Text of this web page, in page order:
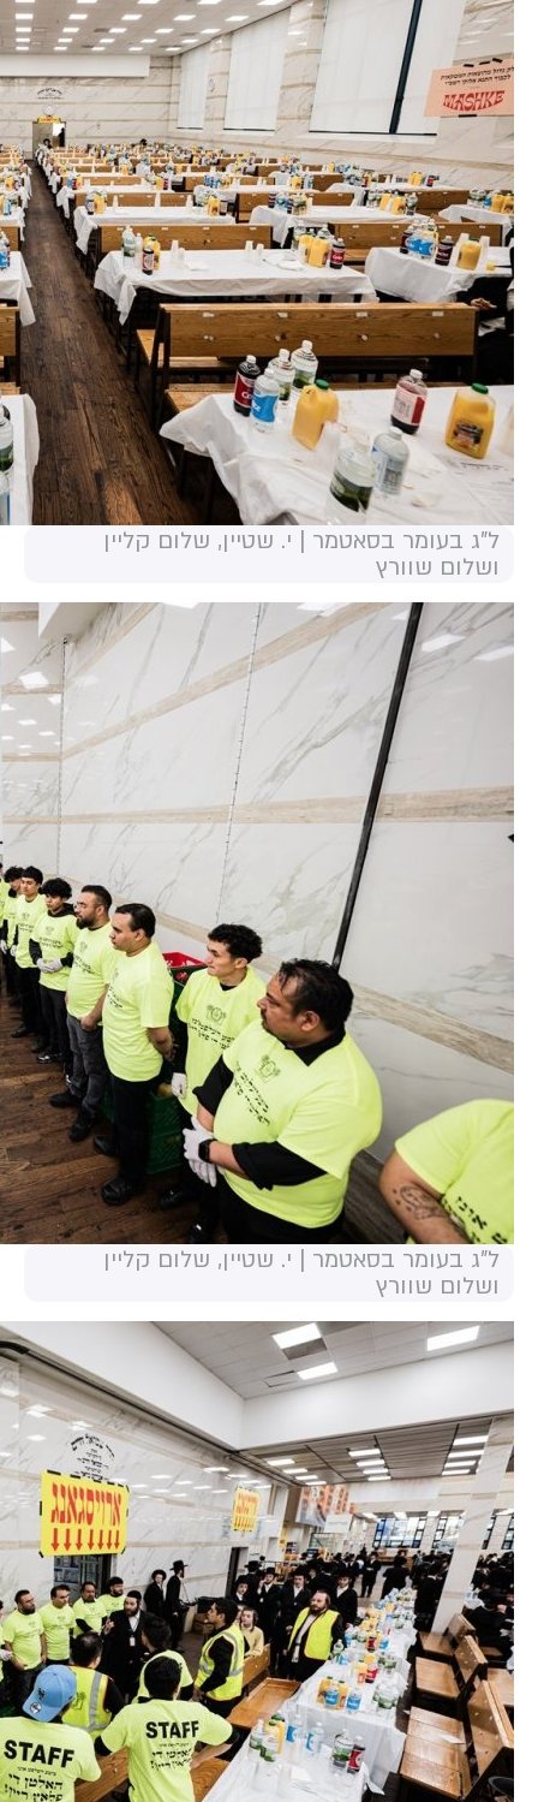
ל"ג בעומר בסאטמר | י. שטיין, שלום קליין
ושלום שוורץ
ל"ג בעומר בסאטמר | י. שטיין, שלום קליין
ושלום שוורץ